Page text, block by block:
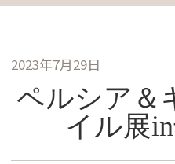
2023年7月29日
ペルシア＆
イル展